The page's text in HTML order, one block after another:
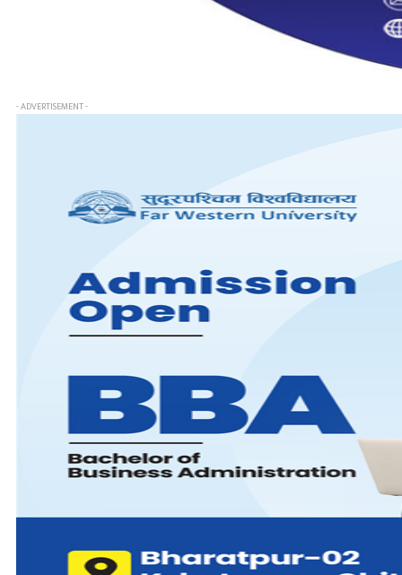
- ADVERTISEMENT -